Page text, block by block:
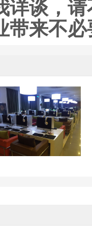
详谈，
带来不